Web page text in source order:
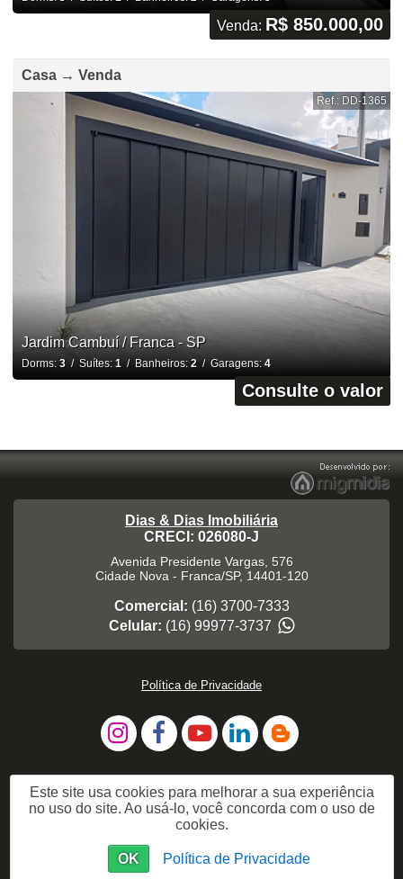
Venda: R$ 850.000,00
Casa → Venda
Ref.: DD-1365
Jardim Cambuí / Franca - SP
Dorms: 3/ Suítes: 1 / Banheiros: 2/ Garagens: 4
Consulte o valor
Dias & Dias Imobiliária
CRECI: 026080-J
Avenida Presidente Vargas, 576
Cidade Nova - Franca/SP, 14401-120
Comercial: (16) 3700-7333
Celular: (16) 99977-3737
Política de Privacidade
Este site usa cookies para melhorar a sua experiência
no uso do site. Ao usá-lo, você concorda com o uso de
cookies.
OK Política de Privacidade